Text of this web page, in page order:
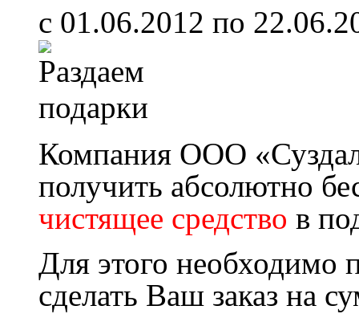
с 01.06.2012 по
Компания ООО
получить абсолютно
чистящее средство в
Для этого необходимо
сделать Ваш заказ на